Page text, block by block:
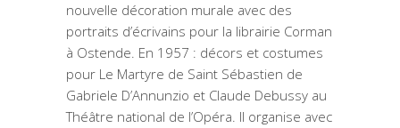
nouvelle décoration murale avec des
portraits d’écrivains pour la librairie Corman
à Ostende. En 1957 : décors et costumes
pour Le Martyre de Saint Sébastien de
Gabriele D’Annunzio et Claude Debussy au
Théâtre national de l’Opéra. Il organise avec